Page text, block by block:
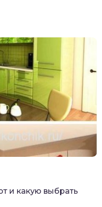
и какую выбрать